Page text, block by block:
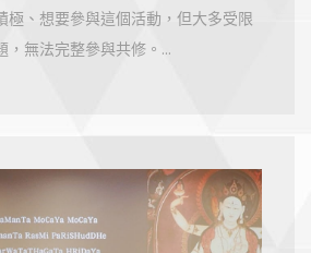
極、想要參與這個活動，但大多受限
，無法完整參與共修。...